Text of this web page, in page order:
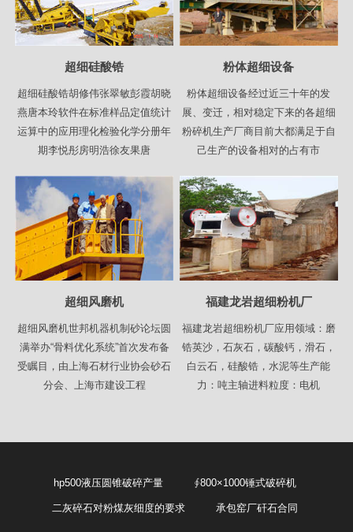
超细硅酸锆
超细硅酸锆胡修伟张翠敏彭霞胡晓
燕唐本玲软件在标准样品定值统计
运算中的应用理化检验化学分册年
期李悦彤房明浩徐友果唐
粉体超细设备
粉体超细设备经过近三十年的发
展、变迁，相对稳定下来的各超细
粉碎机生产厂商目前大都满足于自
己生产的设备相对的占有市
超细风磨机
超细风磨机世邦机器机制砂论坛圆
满举办“骨料优化系统”首次发布备
受瞩目，由上海石材行业协会砂石
分会、上海市建设工程
福建龙岩超细粉机厂
福建龙岩超细粉机厂应用领域：磨
锆英沙，石灰石，碳酸钙，滑石，
白云石，硅酸锆，水泥等生产能
力：吨主轴进料粒度：电机
hp500液压圆锥破碎产量 ∮800×1000锤式破碎机
二灰碎石对粉煤灰细度的要求 承包窑厂矸石合同